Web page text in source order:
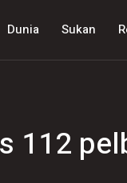
Dunia Sukan
112